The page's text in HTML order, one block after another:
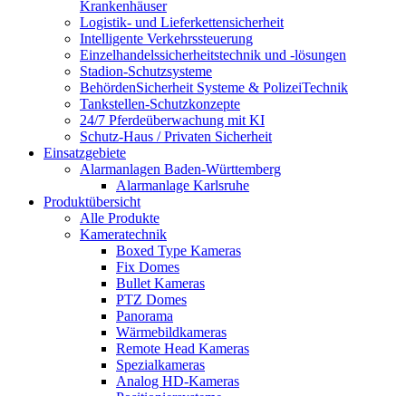
Krankenhäuser
Logistik- und Lieferkettensicherheit
Intelligente Verkehrssteuerung
Einzelhandelssicherheitstechnik und -lösungen
Stadion-Schutzsysteme
BehördenSicherheit Systeme & PolizeiTechnik
Tankstellen-Schutzkonzepte​
24/7 Pferdeüberwachung mit KI
Schutz-Haus / Privaten Sicherheit
Einsatzgebiete
Alarmanlagen Baden-Württemberg
Alarmanlage Karlsruhe
Produktübersicht
Alle Produkte
Kameratechnik
Boxed Type Kameras
Fix Domes
Bullet Kameras
PTZ Domes
Panorama
Wärmebildkameras
Remote Head Kameras
Spezialkameras
Analog HD-Kameras